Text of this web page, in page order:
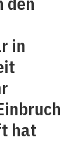
in
hat